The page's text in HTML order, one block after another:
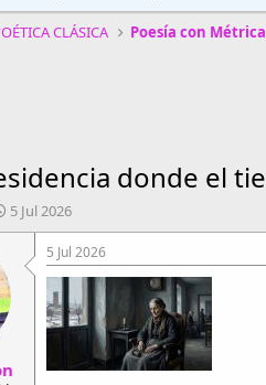
CLÁSICA Poesía con
donde el
F
e
a
d
n
5 Jul 2026
5 Jul 2026